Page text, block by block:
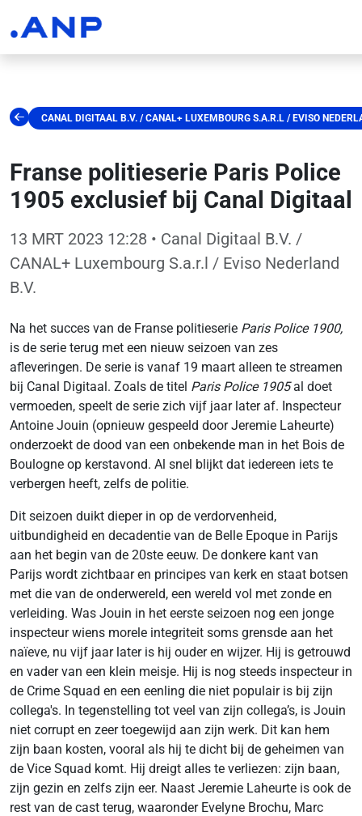
CANAL DIGITAAL B.V. / CANAL+ LUXEMBOURG S.A.R.L / EVISO
Franse politieserie Paris Police
1905 exclusief bij Canal Digitaal
13 MRT 2023 12:28 • Canal Digitaal B.V. /
CANAL+ Luxembourg S.a.r.l / Eviso Nederland
B.V.
Na het succes van de Franse politieserie Paris Police 1900,
is de serie terug met een nieuw seizoen van zes
afleveringen. De serie is vanaf 19 maart alleen te streamen
bij Canal Digitaal. Zoals de titel Paris Police 1905al doet
vermoeden, speelt de serie zich vijf jaar later af. Inspecteur
Antoine Jouin (opnieuw gespeeld door Jeremie Laheurte)
onderzoekt de dood van een onbekende man in het Bois de
Boulogne op kerstavond. Al snel blijkt dat iedereen iets te
verbergen heeft, zelfs de politie.
Dit seizoen duikt dieper in op de verdorvenheid,
uitbundigheid en decadentie van de Belle Epoque in Parijs
aan het begin van de 20ste eeuw. De donkere kant van
Parijs wordt zichtbaar en principes van kerk en staat botsen
met die van de onderwereld, een wereld vol met zonde en
verleiding. Was Jouin in het eerste seizoen nog een jonge
inspecteur wiens morele integriteit soms grensde aan het
naïeve, nu vijf jaar later is hij ouder en wijzer. Hij is getrouwd
en vader van een klein meisje. Hij is nog steeds inspecteur in
de Crime Squad en een eenling die niet populair is bij zijn
collega's. In tegenstelling tot veel van zijn collega’s, is Jouin
niet corrupt en zeer toegewijd aan zijn werk. Dit kan hem
zijn baan kosten, vooral als hij te dicht bij de geheimen van
de Vice Squad komt. Hij dreigt alles te verliezen: zijn baan,
zijn gezin en zelfs zijn eer. Naast Jeremie Laheurte is ook de
rest van de cast terug, waaronder Evelyne Brochu, Marc